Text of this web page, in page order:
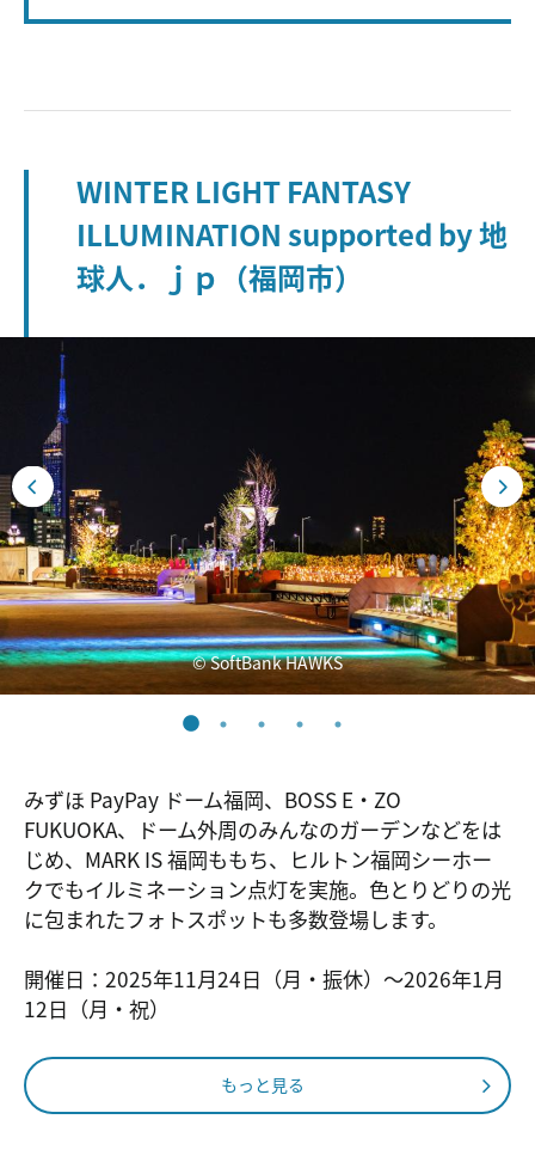
WINTER LIGHT FANTASY
ILLUMINATION supported by 地
球人．ｊｐ（福岡市）
© SoftBank HAWKS
みずほ PayPay ドーム福岡、BOSS E・ZO
FUKUOKA、ドーム外周のみんなのガーデンなどをは
じめ、MARK IS 福岡ももち、ヒルトン福岡シーホー
クでもイルミネーション点灯を実施。色とりどりの光
に包まれたフォトスポットも多数登場します。
開催日：2025年11月24日（月・振休）～2026年1月
12日（月・祝）
もっと見る